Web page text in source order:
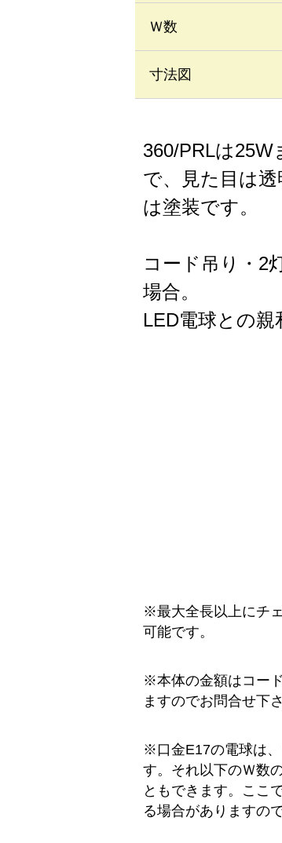
Ｗ数
寸法図
360/PRLは
で、見た目は
は塗装です。
コード吊り・2
場合。
LED電球と
※最大全長以上にチ
可能です。
※本体の金額はコー
ますのでお問合せ下さ
※口金E17の電球は
す。それ以下のＷ数
ともできます。ここ
る場合がありますの